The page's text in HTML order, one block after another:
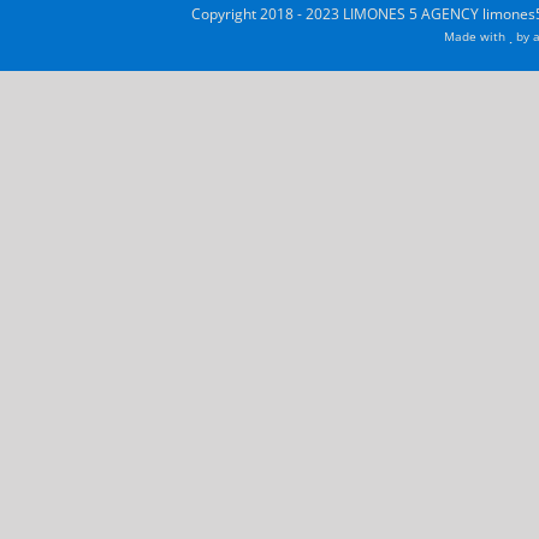
Copyright 2018 - 2023 LIMONES 5 AGENCY
Made with by